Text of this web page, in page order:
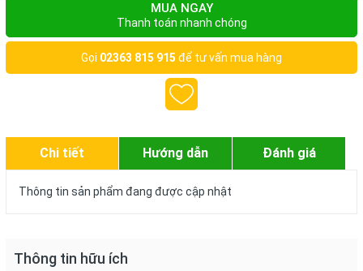
MUA NGAY
Thanh toán nhanh chóng
Gọi 02363 815 915 để tư vấn mua hàng
Chi tiết Hướng dẫn Đánh giá
Thông tin sản phẩm đang được cập nhật
Thông tin hữu ích